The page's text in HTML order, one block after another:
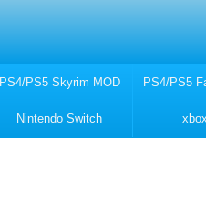
PS4/PS5 Skyrim MOD PS4/PS5
Nintendo Switch